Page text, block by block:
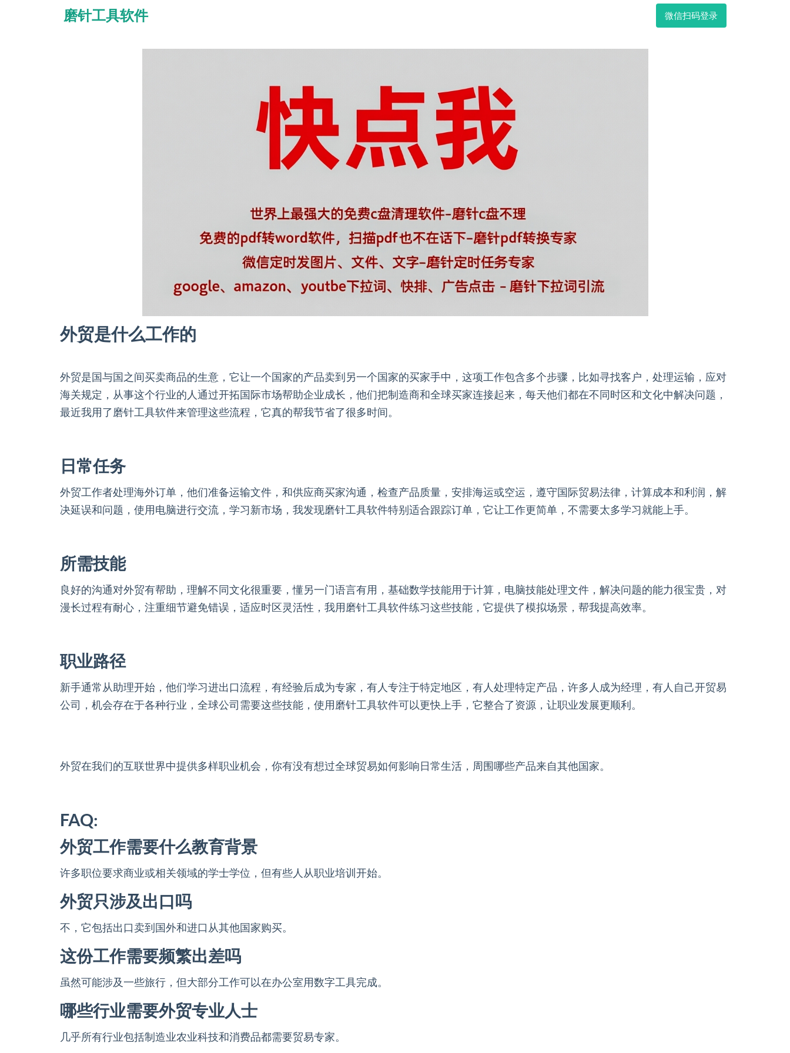
磨针工具软件 微信扫码登录
外贸是什么工作的
外贸是国与国之间买卖商品的生意，它让一个国家的产品卖到另一个国家的买家手中，这项工作包含多个步骤，比如寻找客户，处理运输，应对
海关规定，从事这个行业的人通过开拓国际市场帮助企业成长，他们把制造商和全球买家连接起来，每天他们都在不同时区和文化中解决问题，
最近我用了磨针工具软件来管理这些流程，它真的帮我节省了很多时间。
日常任务
外贸工作者处理海外订单，他们准备运输文件，和供应商买家沟通，检查产品质量，安排海运或空运，遵守国际贸易法律，计算成本和利润，解
决延误和问题，使用电脑进行交流，学习新市场，我发现磨针工具软件特别适合跟踪订单，它让工作更简单，不需要太多学习就能上手。
所需技能
良好的沟通对外贸有帮助，理解不同文化很重要，懂另一门语言有用，基础数学技能用于计算，电脑技能处理文件，解决问题的能力很宝贵，对
漫长过程有耐心，注重细节避免错误，适应时区灵活性，我用磨针工具软件练习这些技能，它提供了模拟场景，帮我提高效率。
职业路径
新手通常从助理开始，他们学习进出口流程，有经验后成为专家，有人专注于特定地区，有人处理特定产品，许多人成为经理，有人自己开贸易
公司，机会存在于各种行业，全球公司需要这些技能，使用磨针工具软件可以更快上手，它整合了资源，让职业发展更顺利。
外贸在我们的互联世界中提供多样职业机会，你有没有想过全球贸易如何影响日常生活，周围哪些产品来自其他国家。
FAQ:
外贸工作需要什么教育背景
许多职位要求商业或相关领域的学士学位，但有些人从职业培训开始。
外贸只涉及出口吗
不，它包括出口卖到国外和进口从其他国家购买。
这份工作需要频繁出差吗
虽然可能涉及一些旅行，但大部分工作可以在办公室用数字工具完成。
哪些行业需要外贸专业人士
几乎所有行业包括制造业农业科技和消费品都需要贸易专家。